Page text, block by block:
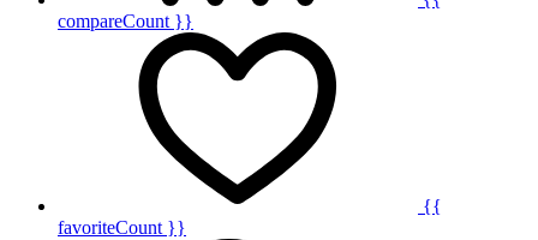
compareCount }}
{{
favoriteCount }}